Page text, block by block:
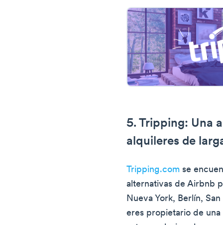
5. Tripping: Una
alquileres de
Tripping.com se
alternativas de Airbnb
Nueva York, Berlín,
eres propietario de